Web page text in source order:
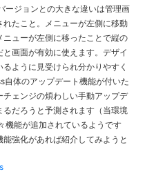
ージョンとの大きな違いは管理画
たこと。メニューが左側に移動
ューが左側に移ったことで縦の
画面が有効に使えます。デザイ
ように見受けられ分かりやすく
自体のアップデート機能が付いた
ェンジの煩わしい手動アップデ
だろうと予測されます（当環境
機能が追加されているようです
強化があれば紹介してみようと